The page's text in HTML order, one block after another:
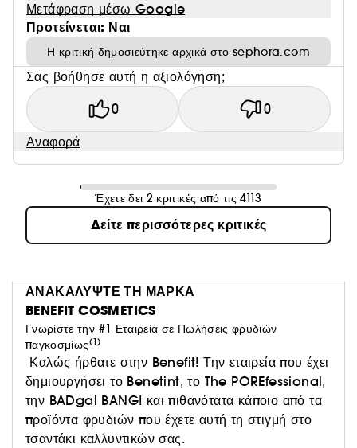
Μετάφραση μέσω Google
Προτείνεται: Ναι
Η κριτική δημοσιεύτηκε αρχικά στο sephora.com
Σας βοήθησε αυτή η αξιολόγηση;
0 0
Αναφορά
Έχετε δει 2 κριτικές από τις 4113
Δείτε περισσότερες κριτικές
ΑΝΑΚΑΛΥΨΤΕ ΤΗ ΜΑΡΚΑ
BENEFIT COSMETICS
Γνωρίστε την #1 Εταιρεία σε Πωλήσεις φρυδιών
παγκοσμίως(1)
Καλώς ήρθατε στην Benefit! Την εταιρεία που έχει
δημιουργήσει το Benetint, το The POREfessional,
την BADgal BANG! και πιθανότατα κάποιο από τα
προϊόντα φρυδιών που έχετε αυτή τη στιγμή στο
τσαντάκι καλλυντικών σας.